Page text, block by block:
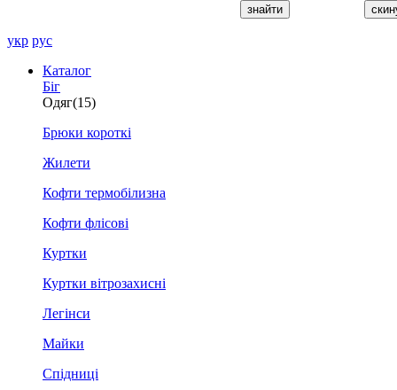
укр рус
Каталог
Біг
Одяг(15)
Брюки короткі
Жилети
Кофти термобілизна
Кофти флісові
Куртки
Куртки вітрозахисні
Легінси
Майки
Спідниці